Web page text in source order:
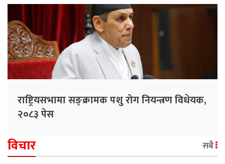
राष्ट्रियसभामा सङ्क्रामक पशु रोग नियन्त्रण विधेयक,
२०८३ पेस
विचार सबै